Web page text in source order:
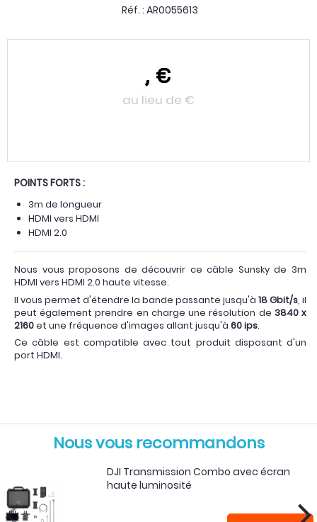
Réf. : AR0055613
, €
au lieu de €
POINTS FORTS :
3m de longueur
HDMI vers HDMI
HDMI 2.0
Nous vous proposons de découvrir ce câble Sunsky de 3m
HDMI vers HDMI 2.0 haute vitesse.
Il vous permet d'étendre la bande passante jusqu'à 18 Gbit/s , il
peut également prendre en charge une résolution de 3840 x
2160et une fréquence d'images allant jusqu'à 60 ips.
Ce câble est compatible avec tout produit disposant d'un
port HDMI.
Nous vous recommandons
DJI Transmission Combo avec écran
haute luminosité